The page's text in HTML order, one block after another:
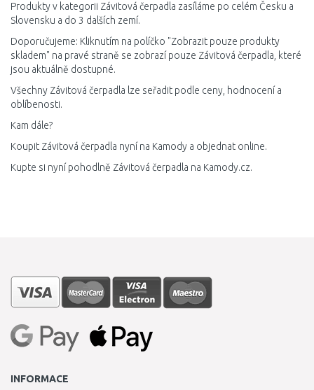
Produkty v kategorii Závitová čerpadla zasíláme po celém Česku a
Slovensku a do 3 dalších zemí.
Doporučujeme: Kliknutím na políčko "Zobrazit pouze produkty
skladem" na pravé straně se zobrazí pouze Závitová čerpadla, které
jsou aktuálně dostupné.
Všechny Závitová čerpadla lze seřadit podle ceny, hodnocení a
oblíbenosti.
Kam dále?
Koupit Závitová čerpadla nyní na Kamody a objednat online.
Kupte si nyní pohodlně Závitová čerpadla na Kamody.cz.
INFORMACE